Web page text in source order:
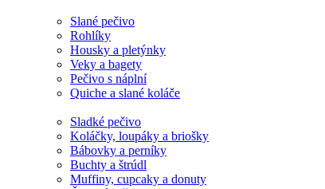
Slané pečivo
Rohlíky
Housky a pletýnky
Veky a bagety
Pečivo s náplní
Quiche a slané koláče
Sladké pečivo
Koláčky, loupáky a briošky
Bábovky a perníky
Buchty a štrúdl
Muffiny, cupcaky a donuty